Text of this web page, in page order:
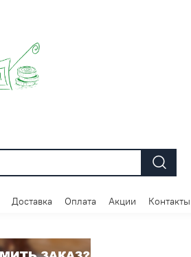
Доставка Оплата Акции Контакты